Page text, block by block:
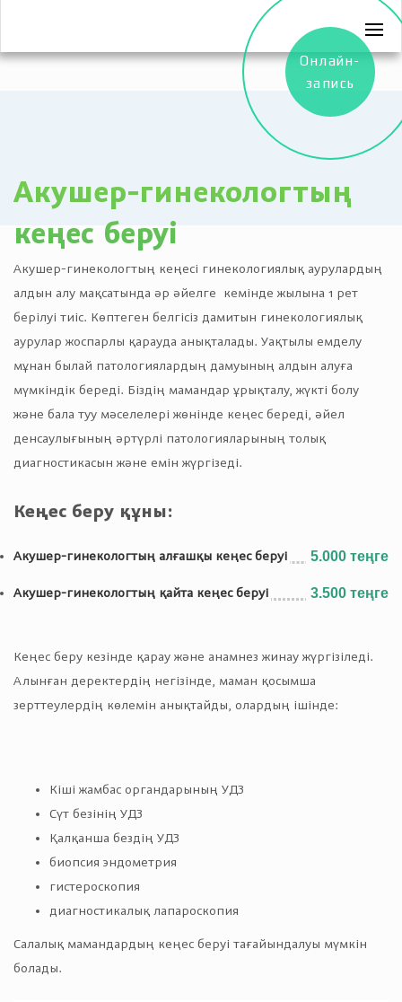
Акушер-гинекологтың
кеңес беруі
Акушер-гинекологтың кеңесі гинекологиялық аурулардың
алдын алу мақсатында әр әйелге кемінде жылына 1 рет
берілуі тиіс. Көптеген белгісіз дамитын гинекологиялық
аурулар жоспарлы қарауда анықталады. Уақтылы емделу
мұнан былай патологиялардың дамуының алдын алуға
мүмкіндік береді. Біздің мамандар ұрықталу, жүкті болу
және бала туу мәселелері жөнінде кеңес береді, әйел
денсаулығының әртүрлі патологияларының толық
диагностикасын және емін жүргізеді.
Кеңес беру құны:
Акушер-гинекологтың алғашқы кеңес беруі 5.000 теңге
Акушер-гинекологтың қайта кеңес беруі 3.500 теңге
Кеңес беру кезінде қарау және анамнез жинау жүргізіледі.
Алынған деректердің негізінде, маман қосымша
зерттеулердің көлемін анықтайды, олардың ішінде:
Кіші жамбас органдарының УДЗ
Сүт безінің УДЗ
Қалқанша бездің УДЗ
биопсия эндометрия
гистероскопия
диагностикалық лапароскопия
Салалық мамандардың кеңес беруі тағайындалуы мүмкін
болады.
Онлайн-
запись